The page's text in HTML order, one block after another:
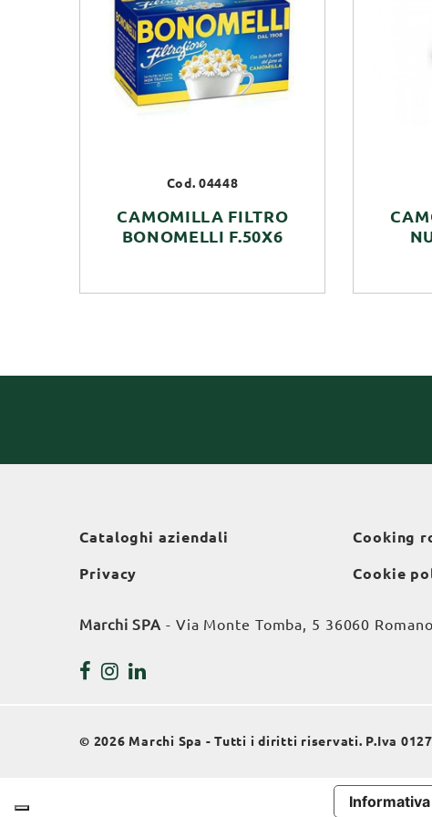
Cod. 04448
CAMOMILLA FILTRO
BONOMELLI F.50X6
Cataloghi aziendali
Privacy
Cooking
Cookie
Marchi SPA - Via Monte Tomba, 5 36060
© 2026 Marchi Spa - Tutti i diritti riservati. P.Iva